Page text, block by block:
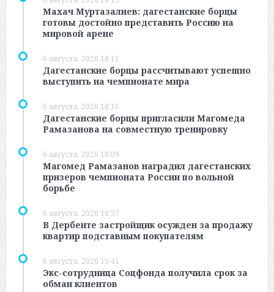
Махач Муртазалиев: дагестанские борцы
готовы достойно представить Россию на
мировой арене
6 августа, 2026 18:11
Дагестанские борцы рассчитывают успешно
выступить на чемпионате мира
6 августа, 2026 18:10
Дагестанские борцы пригласили Магомеда
Рамазанова на совместную тренировку
6 августа, 2026 18:09
Магомед Рамазанов наградил дагестанских
призеров чемпионата России по вольной
борьбе
6 августа, 2026 16:57
В Дербенте застройщик осужден за продажу
квартир подставным покупателям
6 августа, 2026 15:41
Экс-сотрудница Соцфонда получила срок за
обман клиентов